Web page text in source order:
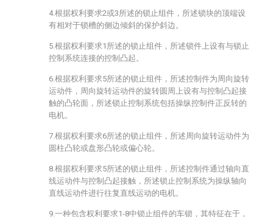
4.根据权利要求2或3所述的锁止组件，所述锁块的顶端设
有相对于锁槽的侧边倾斜的保护斜边。
5.根据权利要求1所述的锁止组件，所述锁件上设有与锁止
控制系统连接的控制凸起。
6.根据权利要求5所述的锁止组件，所述控制件为周向旋转
运动件，周向旋转运动件的旋转圆周上设有与控制凸起接
触的凸轮面，所述锁止控制系统包括操纵控制件正反转的
电机。
7.根据权利要求6所述的锁止组件，所述周向旋转运动件为
圆柱凸轮或盘形凸轮或偏心轮。
8.根据权利要求5所述的锁止组件，所述控制件通过轴向直
线运动件与控制凸起接触，所述锁止控制系统为操纵轴向
直线运动件进行往复直线运动的电机。
9.一种包含权利要求1-8中锁止组件的车锁，其特征在于，